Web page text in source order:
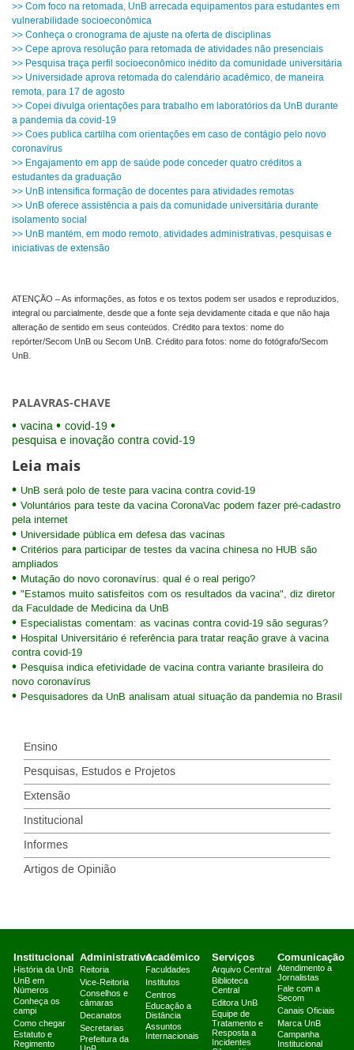
>> Com foco na retomada, UnB arrecada equipamentos para estudantes em
vulnerabilidade socioeconômica
>> Conheça o cronograma de ajuste na oferta de disciplinas
>> Cepe aprova resolução para retomada de atividades não presenciais
>> Pesquisa traça perfil socioeconômico inédito da comunidade universitária
>> Universidade aprova retomada do calendário acadêmico, de maneira
remota, para 17 de agosto
>> Copei divulga orientações para trabalho em laboratórios da UnB durante
a pandemia da covid-19
>> Coes publica cartilha com orientações em caso de contágio pelo novo
coronavírus
>> Engajamento em app de saúde pode conceder quatro créditos a
estudantes da graduação
>> UnB intensifica formação de docentes para atividades remotas
>> UnB oferece assistência a pais da comunidade universitária durante
isolamento social
>> UnB mantém, em modo remoto, atividades administrativas, pesquisas e
iniciativas de extensão
ATENÇÃO – As informações, as fotos e os textos podem ser usados e reproduzidos,
integral ou parcialmente, desde que a fonte seja devidamente citada e que não haja
alteração de sentido em seus conteúdos. Crédito para textos: nome do
repórter/Secom UnB ou Secom UnB. Crédito para fotos: nome do fotógrafo/Secom
UnB.
PALAVRAS-CHAVE
vacina
covid-19
pesquisa e inovação contra covid-19
Leia mais
UnB será polo de teste para vacina contra covid-19
Voluntários para teste da vacina CoronaVac podem fazer pré-cadastro
pela internet
Universidade pública em defesa das vacinas
Critérios para participar de testes da vacina chinesa no HUB são
ampliados
Mutação do novo coronavírus: qual é o real perigo?
"Estamos muito satisfeitos com os resultados da vacina", diz diretor
da Faculdade de Medicina da UnB
Especialistas comentam: as vacinas contra covid-19 são seguras?
Hospital Universitário é referência para tratar reação grave à vacina
contra covid-19
Pesquisa indica efetividade de vacina contra variante brasileira do
novo coronavírus
Pesquisadores da UnB analisam atual situação da pandemia no Brasil
Ensino
Pesquisas, Estudos e Projetos
Extensão
Institucional
Informes
Artigos de Opinião
Institucional
História da UnB
UnB em
Números
Conheça os
campi
Como chegar
Estatuto e
Regimento
Administrativo
Reitoria
Vice-Reitoria
Conselhos e
câmaras
Decanatos
Secretarias
Prefeitura da
Acadêmico
Faculdades
Institutos
Centros
Educação a
Distância
Assuntos
Internacionais
Serviços
Arquivo Central
Biblioteca
Central
Editora UnB
Equipe de
Tratamento e
Resposta a
Incidentes
Comunicação
Atendimento a
Jornalistas
Fale com a
Secom
Canais Oficiais
Marca UnB
Campanha
Institucional